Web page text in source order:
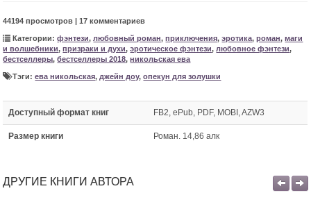
44194 просмотров | 17 комментариев
Категории:фэнтези, любовный роман,приключения,эротика,роман,маги
и волшебники,призраки и духи,эротическое фэнтези, любовное фэнтези,
бестселлеры,бестселлеры 2018,никольская ева
Тэги:ева никольская, джейн доу,опекун для золушки
Доступный формат книг FB2, ePub, PDF, MOBI, AZW3
Размер книги Роман. 14,86 алк
ДРУГИЕ КНИГИ АВТОРА